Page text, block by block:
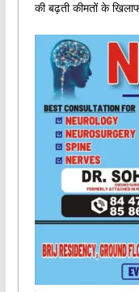
की बढ़ती कीमतों के